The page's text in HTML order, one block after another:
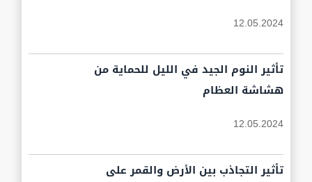
12.05.2024
تأثير النوم الجيد في الليل للحماية من
هشاشة العظام
12.05.2024
تأثير التجاذب بين الأرض والقمر على